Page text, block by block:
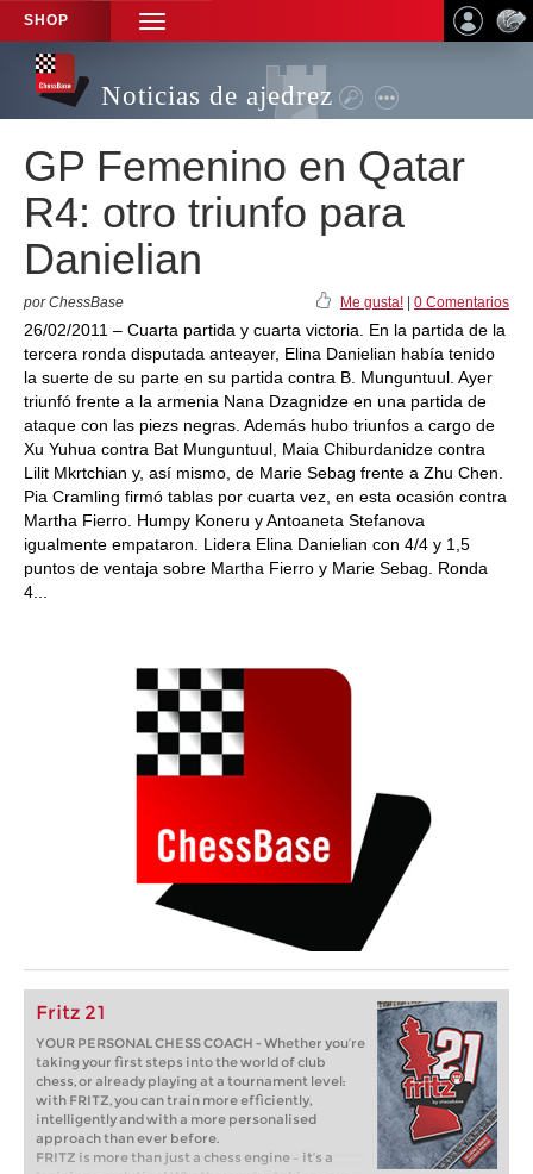
SHOP
TOGGLE
NAVIGATION
Noticias de ajedrez
GP Femenino en Qatar
R4: otro triunfo para
Danielian
por ChessBase Me gusta! 0 Comentarios
26/02/2011 – Cuarta partida y cuarta victoria. En la partida de la
tercera ronda disputada anteayer, Elina Danielian había tenido
la suerte de su parte en su partida contra B. Munguntuul. Ayer
triunfó frente a la armenia Nana Dzagnidze en una partida de
ataque con las piezs negras. Además hubo triunfos a cargo de
Xu Yuhua contra Bat Munguntuul, Maia Chiburdanidze contra
Lilit Mkrtchian y, así mismo, de Marie Sebag frente a Zhu Chen.
Pia Cramling firmó tablas por cuarta vez, en esta ocasión contra
Martha Fierro. Humpy Koneru y Antoaneta Stefanova
igualmente empataron. Lidera Elina Danielian con 4/4 y 1,5
puntos de ventaja sobre Martha Fierro y Marie Sebag. Ronda
4...
Fritz 21
YOUR PERSONAL CHESS COACH - Whether you’re
taking your first steps into the world of club
chess, or already playing at a tournament level:
with FRITZ, you can train more efficiently,
intelligently and with a more personalised
approach than ever before.
FRITZ is more than just a chess engine – it’s a